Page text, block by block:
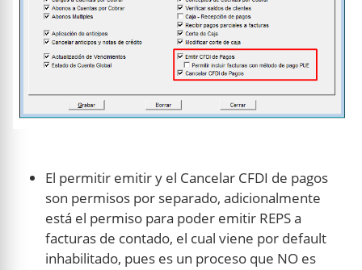
El permitir emitir y el Cancelar CFDI de pagos
son permisos por separado, adicionalmente
está el permiso para poder emitir REPS a
facturas de contado, el cual viene por default
inhabilitado, pues es un proceso que NO es